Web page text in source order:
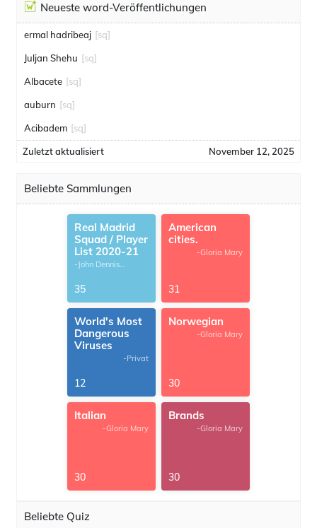
Neueste word-Veröffentlichungen
ermal hadribeaj [sq]
Juljan Shehu [sq]
Albacete [sq]
auburn [sq]
Acibadem [sq]
Zuletzt aktualisiert November 12, 2025
Beliebte Sammlungen
Real Madrid
Squad / Player
List 2020-21
-John Dennis
35
American
cities.
-Gloria Mary
31
World's Most
Dangerous
Viruses
-Privat
12
Norwegian
-Gloria Mary
30
Italian
-Gloria Mary
30
Brands
-Gloria Mary
30
Beliebte Quiz